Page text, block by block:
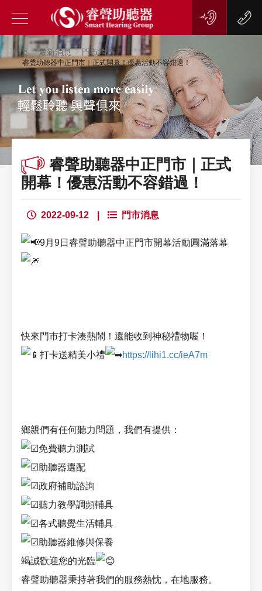
首頁 最新消息 門市消息
睿聲助聽器中正門市｜正式開幕！優惠活動不容錯過！
睿聲助聽器中正門市｜正式
開幕！優惠活動不容錯過！
2022-09-12 門市消息
9月9日睿聲助聽器中正門市開幕活動圓滿落幕
快來門市打卡湊熱鬧！還能收到神秘禮物喔！
打卡送精美小禮
https://lihi1.cc/ieA7m
鄉親們有任何聽力問題，我們有提供：
免費聽力測試
助聽器選配
政府補助諮詢
聽力教學調頻輔具
各式聽覺生活輔具
助聽器維修與保養
竭誠歡迎您的光臨
睿聲助聽器秉持著我們的服務熱忱，在地服務。